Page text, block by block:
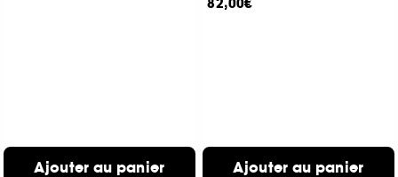
Ajouter au panier
82,00€
Ajouter au panier